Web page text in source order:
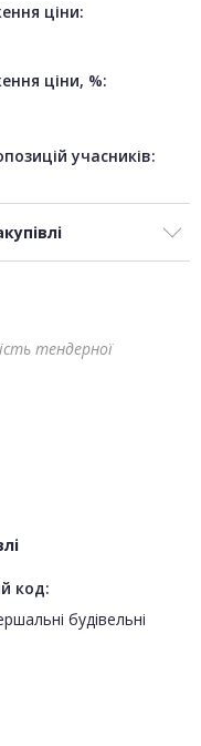
ціни:
ціни, %:
учасників:
тендерної
код:
будівельні